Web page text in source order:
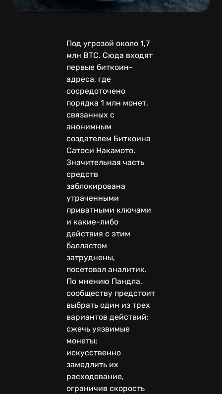
Под угрозой около 1,7
млн BTC. Сюда входят
первые биткоин-
адреса, где
сосредоточено
порядка 1 млн монет,
связанных с
анонимным
создателем Биткоина
Сатоси Накамото.
Значительная часть
средств
заблокирована
утраченными
приватными ключами
и какие-либо
действия с этим
балластом
затруднены,
посетовал аналитик.
По мнению Пандла,
сообществу предстоит
выбрать один из трех
вариантов действий:
сжечь уязвимые
монеты;
искусственно
замедлить их
расходование,
ограничив скорость